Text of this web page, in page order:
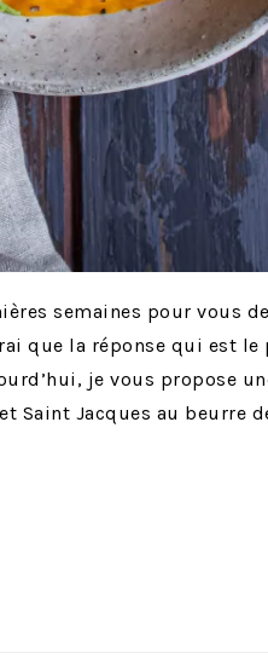
semaines pour vous
que la réponse qui est le
je vous propose
Saint Jacques au beurre